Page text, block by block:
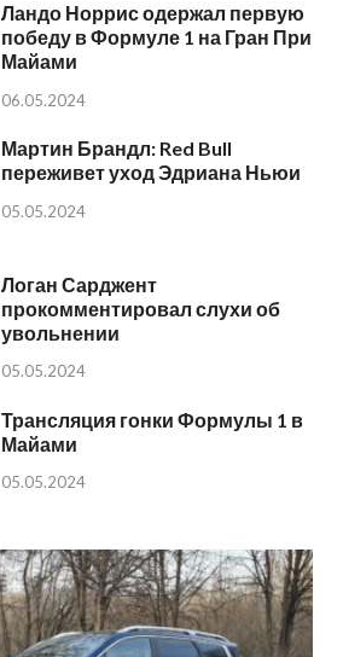
Ландо Норрис одержал первую
победу в Формуле 1 на Гран При
Майами
06.05.2024
Мартин Брандл: Red Bull
переживет уход Эдриана Ньюи
05.05.2024
Логан Сарджент
прокомментировал слухи об
увольнении
05.05.2024
Трансляция гонки Формулы 1 в
Майами
05.05.2024